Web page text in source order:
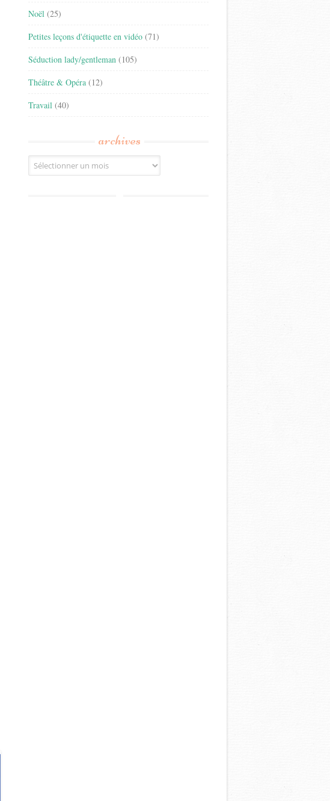
Noël (25)
Petites leçons d'étiquette en vidéo (71)
Séduction lady/gentleman (105)
Théâtre & Opéra (12)
Travail (40)
archives
Archives